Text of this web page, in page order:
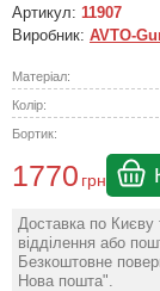
Артикул: 11907
Виробник: AVTO-
Матеріал:
Колір:
Бортик:
1770 грн
Доставка по Києву
відділення або
Безкоштовне
Нова пошта".